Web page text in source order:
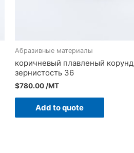
Абразивные материалы
коричневый плавленый корунд
зернистость 36
$780.00 /MT
Add to quote